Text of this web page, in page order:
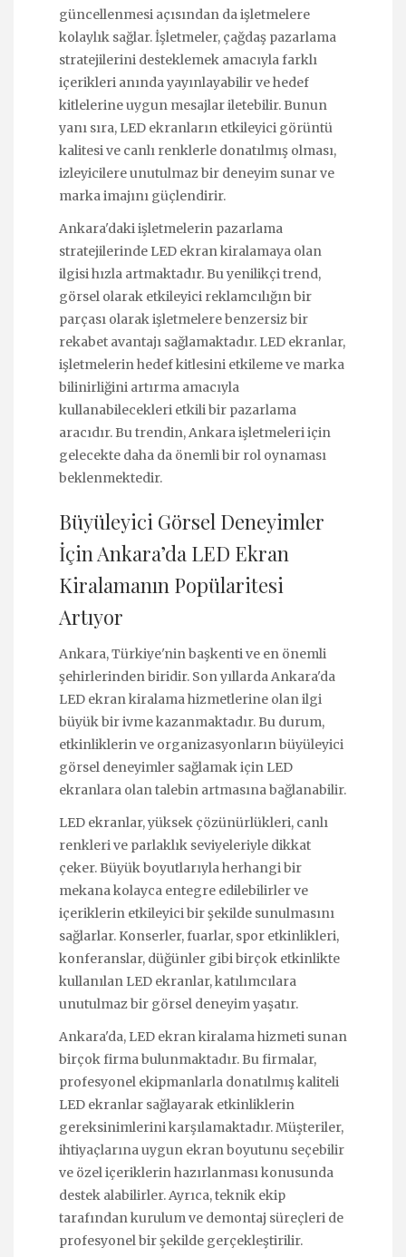
güncellenmesi açısından da işletmelere
kolaylık sağlar. İşletmeler, çağdaş pazarlama
stratejilerini desteklemek amacıyla farklı
içerikleri anında yayınlayabilir ve hedef
kitlelerine uygun mesajlar iletebilir. Bunun
yanı sıra, LED ekranların etkileyici görüntü
kalitesi ve canlı renklerle donatılmış olması,
izleyicilere unutulmaz bir deneyim sunar ve
marka imajını güçlendirir.
Ankara'daki işletmelerin pazarlama
stratejilerinde LED ekran kiralamaya olan
ilgisi hızla artmaktadır. Bu yenilikçi trend,
görsel olarak etkileyici reklamcılığın bir
parçası olarak işletmelere benzersiz bir
rekabet avantajı sağlamaktadır. LED ekranlar,
işletmelerin hedef kitlesini etkileme ve marka
bilinirliğini artırma amacıyla
kullanabilecekleri etkili bir pazarlama
aracıdır. Bu trendin, Ankara işletmeleri için
gelecekte daha da önemli bir rol oynaması
beklenmektedir.
Büyüleyici Görsel Deneyimler
İçin Ankara’da LED Ekran
Kiralamanın Popülaritesi
Artıyor
Ankara, Türkiye'nin başkenti ve en önemli
şehirlerinden biridir. Son yıllarda Ankara'da
LED ekran kiralama hizmetlerine olan ilgi
büyük bir ivme kazanmaktadır. Bu durum,
etkinliklerin ve organizasyonların büyüleyici
görsel deneyimler sağlamak için LED
ekranlara olan talebin artmasına bağlanabilir.
LED ekranlar, yüksek çözünürlükleri, canlı
renkleri ve parlaklık seviyeleriyle dikkat
çeker. Büyük boyutlarıyla herhangi bir
mekana kolayca entegre edilebilirler ve
içeriklerin etkileyici bir şekilde sunulmasını
sağlarlar. Konserler, fuarlar, spor etkinlikleri,
konferanslar, düğünler gibi birçok etkinlikte
kullanılan LED ekranlar, katılımcılara
unutulmaz bir görsel deneyim yaşatır.
Ankara'da, LED ekran kiralama hizmeti sunan
birçok firma bulunmaktadır. Bu firmalar,
profesyonel ekipmanlarla donatılmış kaliteli
LED ekranlar sağlayarak etkinliklerin
gereksinimlerini karşılamaktadır. Müşteriler,
ihtiyaçlarına uygun ekran boyutunu seçebilir
ve özel içeriklerin hazırlanması konusunda
destek alabilirler. Ayrıca, teknik ekip
tarafından kurulum ve demontaj süreçleri de
profesyonel bir şekilde gerçekleştirilir.